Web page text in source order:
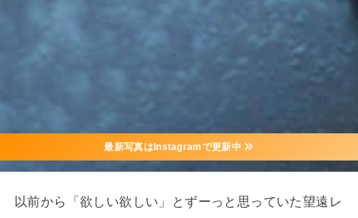
最新写真はInstagramで更新中
以前から「欲しい欲しい」とずーっと思っていた望遠レ